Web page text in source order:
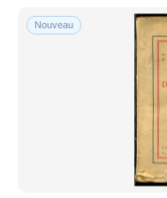
Uniquement en
Livraison gratuite
Méthodes de
PayPal
Virement
Mastercard
Nouveau